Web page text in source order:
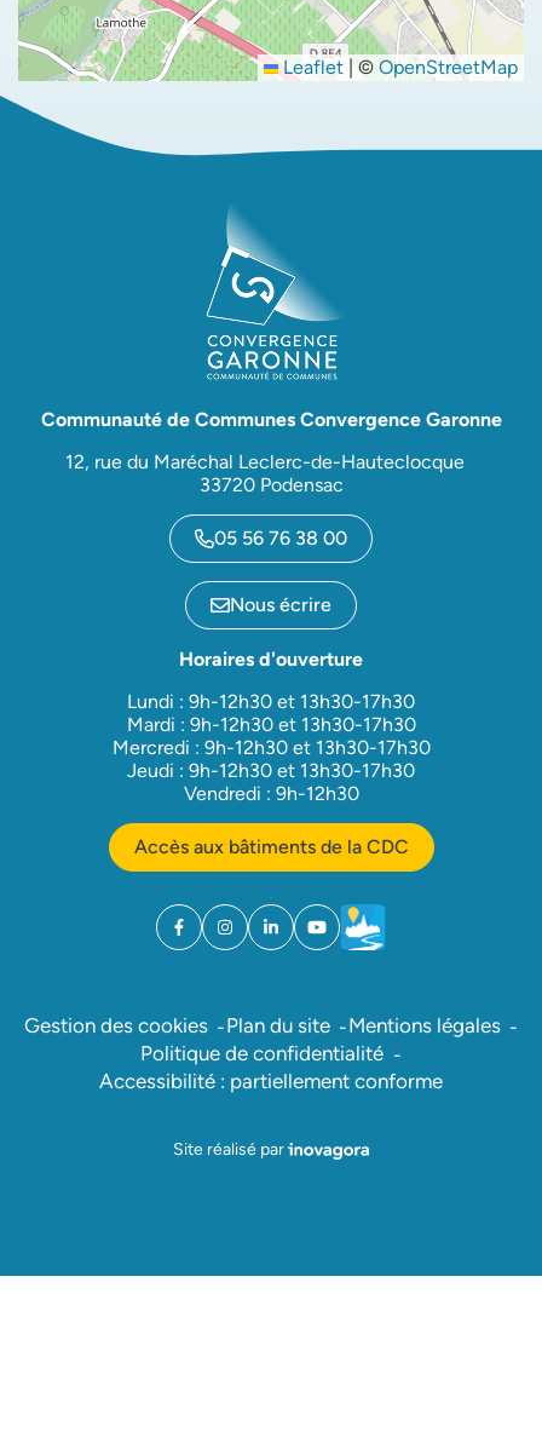
Leaflet © OpenStreetMap
Communauté de Communes Convergence Garonne
12, rue du Maréchal Leclerc-de-Hauteclocque
33720 Podensac
05 56 76 38 00
Nous écrire
Horaires d'ouverture
Lundi : 9h-12h30 et 13h30-17h30
Mardi : 9h-12h30 et 13h30-17h30
Mercredi : 9h-12h30 et 13h30-17h30
Jeudi : 9h-12h30 et 13h30-17h30
Vendredi : 9h-12h30
Accès aux bâtiments de la CDC
Facebook
(ouverture dans un nouvel onglet)
Instagram
(ouverture dans un nouvel onglet)
Linkedin
(ouverture dans un nouvel onglet)
YouTube
(ouverture dans un nouvel
Météo
(ouverture dans un
Gestion des cookies Plan du site
Mentions légales
Politique de confidentialité
Accessibilité : partiellement conforme
Site réalisé parInovagora (ouverture dans un